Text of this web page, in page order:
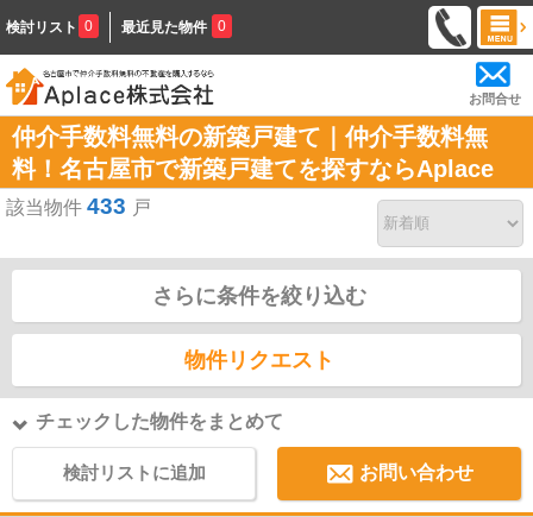
検討リスト 0 最近見た物件 0
お問合せ
仲介手数料無料の新築戸建て｜仲介手数料無
料！名古屋市で新築戸建てを探すならAplace
該当物件 433 戸
さらに条件を絞り込む
物件リクエスト
チェックした物件をまとめて
検討リストに追加 お問い合わせ